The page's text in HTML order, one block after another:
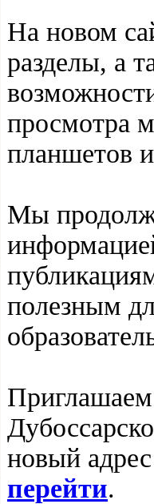
На новом
разделы, а
просмотра
планшетов
Мы
полезным
Приглашаем
новый
перейти.